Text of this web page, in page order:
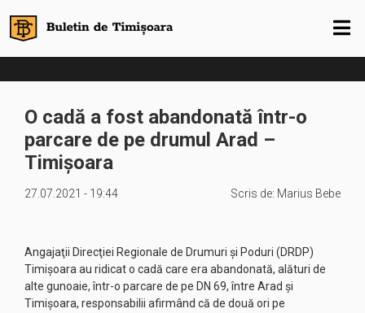
O cadă a fost abandonată într-o
parcare de pe drumul Arad –
Timişoara
27.07.2021 - 19:44 Scris de: Marius Bebe
Angajaţii Direcţiei Regionale de Drumuri şi Poduri (DRDP)
Timişoara au ridicat o cadă care era abandonată, alături de
alte gunoaie, într-o parcare de pe DN 69, între Arad şi
Timişoara, responsabilii afirmând că de două ori pe